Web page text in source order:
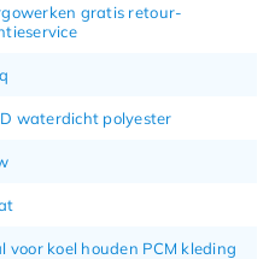
gratis retour-
waterdicht polyester
voor koel houden PCM kleding